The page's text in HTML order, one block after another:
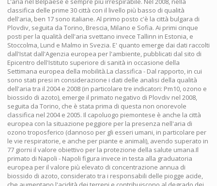
classifica delle prime 30 città con il livello più basso di qualità
dell'aria, ben 17 sono italiane. Al primo posto c'è la città bulgara di
Plovdiv, seguita da Torino, Brescia, Milano e Sofia. Ai primi cinque
posti per la qualità dell'aria svettano invece Tallinn in Estonia, e
Stoccolma, Lund e Malmo in Svezia. E' quanto emerge dai dati raccolti
dall'Istat dall'Agenzia europea per l'ambiente, pubblicati dal sito di
Epicentro dell'Istituto superiore di sanità in occasione della
Settimana europea della mobilità.La classifica - Dal rapporto, in cui
sono stati presi in considerazione i dati delle analisi della qualità
dell'aria tra il 2004 e 2008 (in particolare tre indicatori: Pm10, ozono e
biossido di azoto), emerge il primato negativo di Plovdiv nel 2008,
seguita da Torino, che è stata prima di questa non onorevole
classifica nel 2004 e 2005. Il capoluogo piemontese è anche la città
europea con la situazione peggiore per la presenza nell'aria di
ozono troposferico (dannoso per gli esseri umani, in particolare per
le vie respiratorie, e anche per piante e animali), avendo superato in
77 giorni il valore obiettivo per la protezione della salute umana.Il
primato di Napoli - Napoli figura invece in testa alla graduatoria
europea per il valore più elevato di concentrazione annua di
biossido di azoto, considerato tra i responsabili delle piogge acide,